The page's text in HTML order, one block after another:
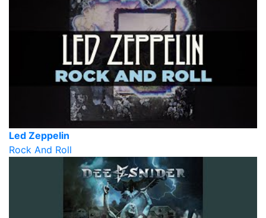
Led Zeppelin
Rock And Roll